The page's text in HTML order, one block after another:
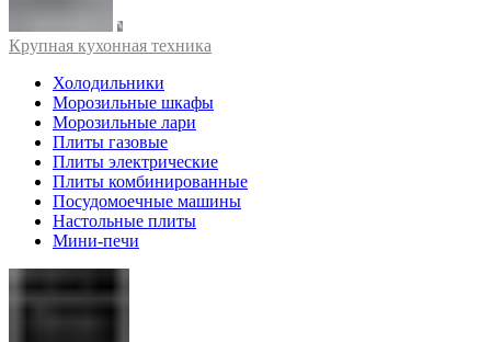
Крупная кухонная техника
Холодильники
Морозильные шкафы
Морозильные лари
Плиты газовые
Плиты электрические
Плиты комбинированные
Посудомоечные машины
Настольные плиты
Мини-печи